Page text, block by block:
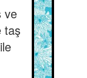
ve
taş